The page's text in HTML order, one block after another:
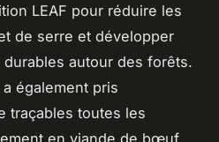
LEAF pour réduire les
de serre et développer
durables autour des forêts.
également pris
traçables toutes les
en viande de bœuf